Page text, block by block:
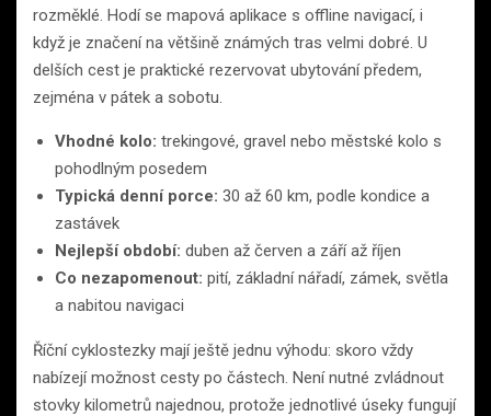
rozměklé. Hodí se mapová aplikace s offline navigací, i
když je značení na většině známých tras velmi dobré. U
delších cest je praktické rezervovat ubytování předem,
zejména v pátek a sobotu.
Vhodné kolo: trekingové, gravel nebo městské kolo s
pohodlným posedem
Typická denní porce: 30 až 60 km, podle kondice a
zastávek
Nejlepší období: duben až červen a září až říjen
Co nezapomenout: pití, základní nářadí, zámek, světla
a nabitou navigaci
Říční cyklostezky mají ještě jednu výhodu: skoro vždy
nabízejí možnost cesty po částech. Není nutné zvládnout
stovky kilometrů najednou, protože jednotlivé úseky fungují